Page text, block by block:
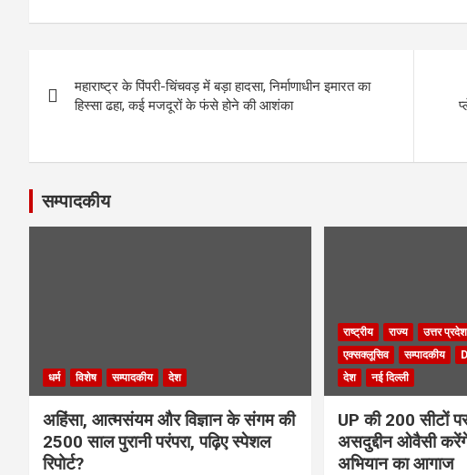
k
navigation
महाराष्ट्र के पिंपरी-चिंचवड़ में बड़ा हादसा, निर्माणाधीन इमारत का
हिस्सा ढहा, कई मजदूरों के फंसे होने की आशंका
सम्पादकीय
धर्म विशेष सम्पादकीय देश
अहिंसा, आत्मसंयम और विज्ञान के संगम की
2500 साल पुरानी परंपरा, पढ़िए स्पेशल
रिपोर्ट?
राष्ट्रीय राज्य उत्तर प्रदेश
एक्सक्लूसिव
सम्पादकीय
देश
नई दिल्ली
UP की 200 सीटों
असदुद्दीन ओवैसी
अभियान का आगाज